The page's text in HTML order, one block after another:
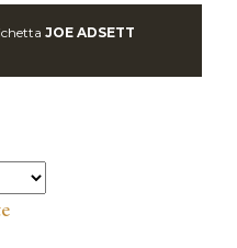
JOE ADSETT